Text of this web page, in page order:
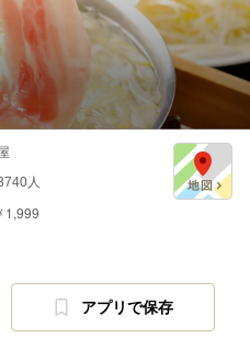
人
1,999
アプリで保存